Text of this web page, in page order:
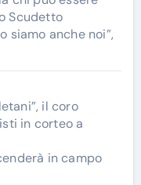
Scudetto
siamo anche noi”,
il coro
in corteo a
in campo